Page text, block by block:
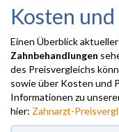
Kosten
Einen Überblick aktueller
Zahnbehandlungen
des Preisvergleichs
sowie über Kosten und
Informationen zu
hier: Zahnarzt-